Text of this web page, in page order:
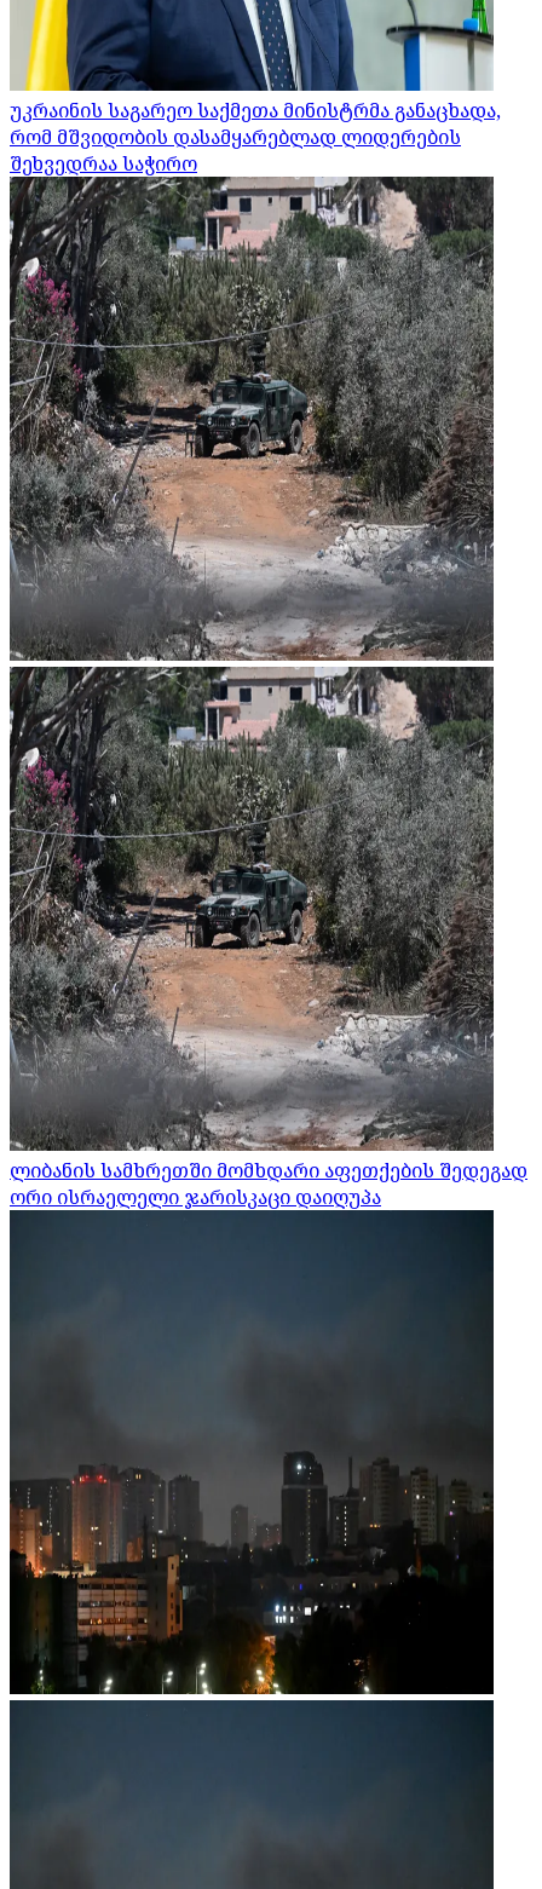
უკრაინის საგარეო საქმეთა მინისტრმა განაცხადა,
რომ მშვიდობის დასამყარებლად ლიდერების
შეხვედრაა საჭირო
ლიბანის სამხრეთში მომხდარი აფეთქების შედეგად
ორი ისრაელელი ჯარისკაცი დაიღუპა